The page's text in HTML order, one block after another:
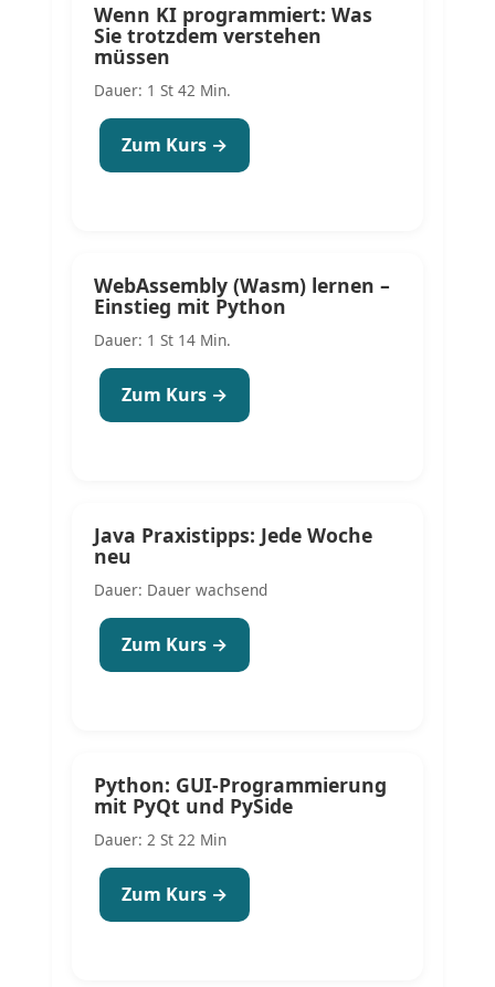
Wenn KI programmiert: Was
Sie trotzdem verstehen
müssen
Dauer: 1 St 42 Min.
Zum Kurs →
WebAssembly (Wasm) lernen –
Einstieg mit Python
Dauer: 1 St 14 Min.
Zum Kurs →
Java Praxistipps: Jede Woche
neu
Dauer: Dauer wachsend
Zum Kurs →
Python: GUI-Programmierung
mit PyQt und PySide
Dauer: 2 St 22 Min
Zum Kurs →